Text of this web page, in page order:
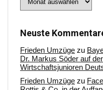
Sie
Archiv
Neuste
Frieden Umzüge zu
Dr. Markus Söder auf
Wirtschaftsjunioren
Frieden Umzüge zu